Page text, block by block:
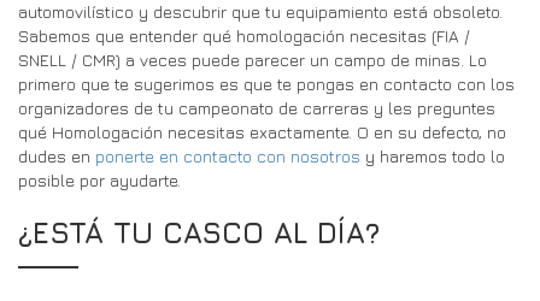
PONTE EN CONTACTO CON
PÁGINA DE CONSULTA PARA DISTRIBUIDORES
FAQS
DRIVERS/PARTNERS
MI CUENTA
OTROS
32FIVE
ÚLTIMAS NOTICIAS
BLOG
DEALERS
DRIVERS/PARTNERS
RECURSOS
PONTE EN CONTACTO CON
MI CUENTA
automovilístico y descubrir que tu equipamiento está obsoleto.
Sabemos que entender qué homologación necesitas (FIA /
SNELL / CMR) a veces puede parecer un campo de minas. Lo
primero que te sugerimos es que te pongas en contacto con los
organizadores de tu campeonato de carreras y les preguntes
qué Homologación necesitas exactamente. O en su defecto, no
dudes en ponerte en contacto con nosotros y haremos todo lo
posible por ayudarte.
¿ESTÁ TU CASCO AL DÍA?